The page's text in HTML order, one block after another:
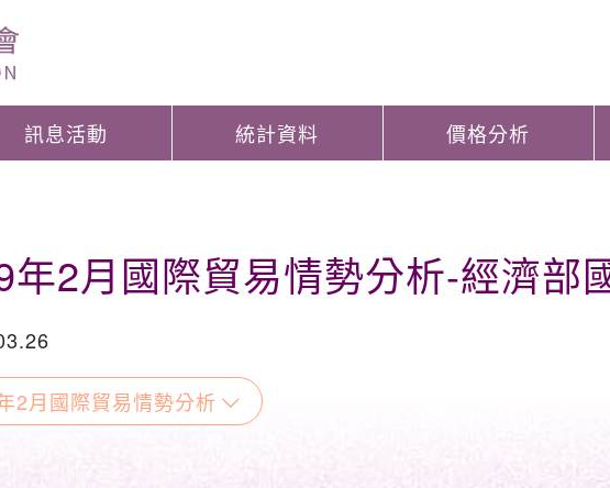
訊息活動 統計資料 價格分析
年2月國際貿易情勢分析-經濟部
2月國際貿易情勢分析